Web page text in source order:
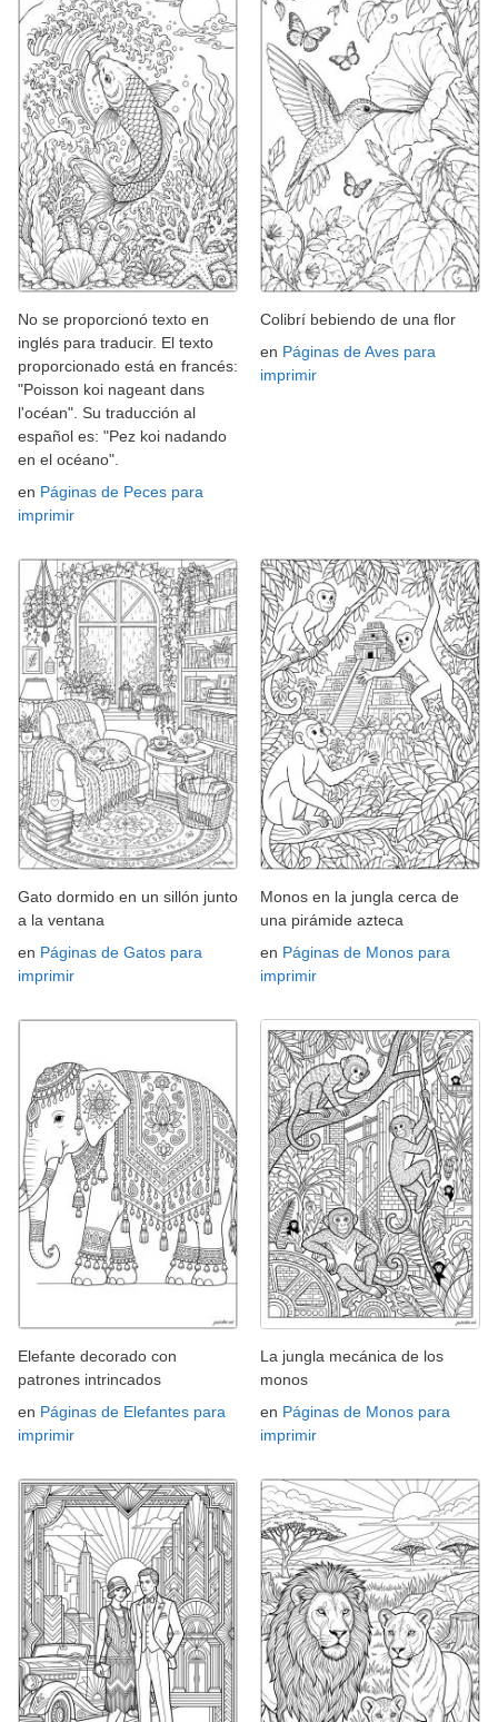
No se proporcionó texto en
inglés para traducir. El texto
proporcionado está en francés:
"Poisson koi nageant dans
l'océan". Su traducción al
español es: "Pez koi nadando
en el océano".
en Páginas de Peces para
imprimir
Colibrí bebiendo de una flor
en Páginas de Aves para
imprimir
Gato dormido en un sillón junto
a la ventana
en Páginas de Gatos para
imprimir
Monos en la jungla cerca de
una pirámide azteca
en Páginas de Monos para
imprimir
Elefante decorado con
patrones intrincados
en Páginas de Elefantes para
imprimir
La jungla mecánica de los
monos
en Páginas de Monos para
imprimir